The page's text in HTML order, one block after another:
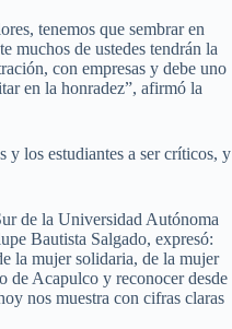
tenemos que sembrar en
muchos de ustedes tendrán la
con empresas y debe uno
en la honradez”, afirmó la
y los estudiantes a ser críticos, y
de la Universidad Autónoma
Bautista Salgado, expresó:
la mujer solidaria, de la mujer
de Acapulco y reconocer desde
nos muestra con cifras claras